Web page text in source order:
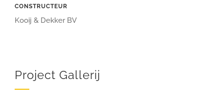
CONSTRUCTEUR
Kooij & Dekker BV
Project Gallerij